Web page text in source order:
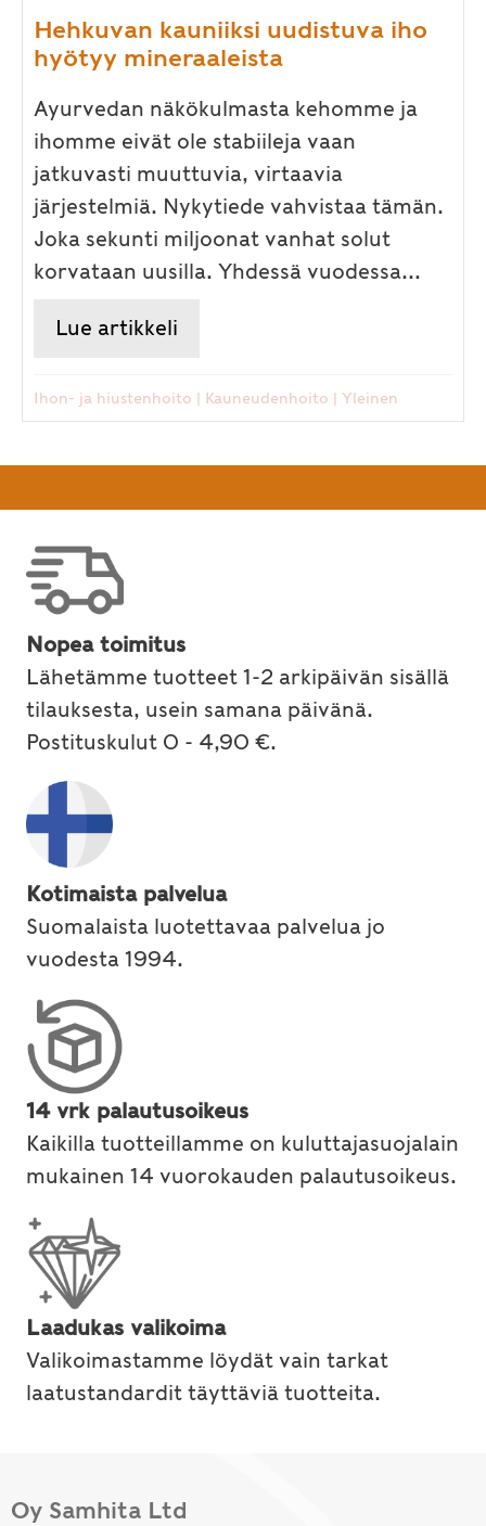
Hehkuvan kauniiksi uudistuva iho
hyötyy mineraaleista
Ayurvedan näkökulmasta kehomme ja
ihomme eivät ole stabiileja vaan
jatkuvasti muuttuvia, virtaavia
järjestelmiä. Nykytiede vahvistaa tämän.
Joka sekunti miljoonat vanhat solut
korvataan uusilla. Yhdessä vuodessa...
Lue artikkeli
Ihon- ja hiustenhoito | Kauneudenhoito | Yleinen
Nopea toimitus
Lähetämme tuotteet 1-2 arkipäivän sisällä
tilauksesta, usein samana päivänä.
Postituskulut 0 - 4,90 €.
Kotimaista palvelua
Suomalaista luotettavaa palvelua jo
vuodesta 1994.
14 vrk palautusoikeus
Kaikilla tuotteillamme on kuluttajasuojalain
mukainen 14 vuorokauden palautusoikeus.
Laadukas valikoima
Valikoimastamme löydät vain tarkat
laatustandardit täyttäviä tuotteita.
Oy Samhita Ltd